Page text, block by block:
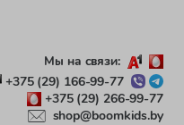
Мы на связи:
+375 (29) 166-99-77
+375 (29) 266-99-77
shop@boomkids.by